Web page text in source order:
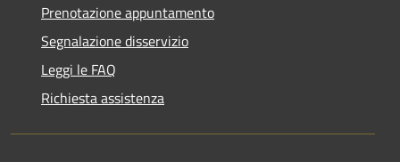
Prenotazione appuntamento
Segnalazione disservizio
Leggi le FAQ
Richiesta assistenza